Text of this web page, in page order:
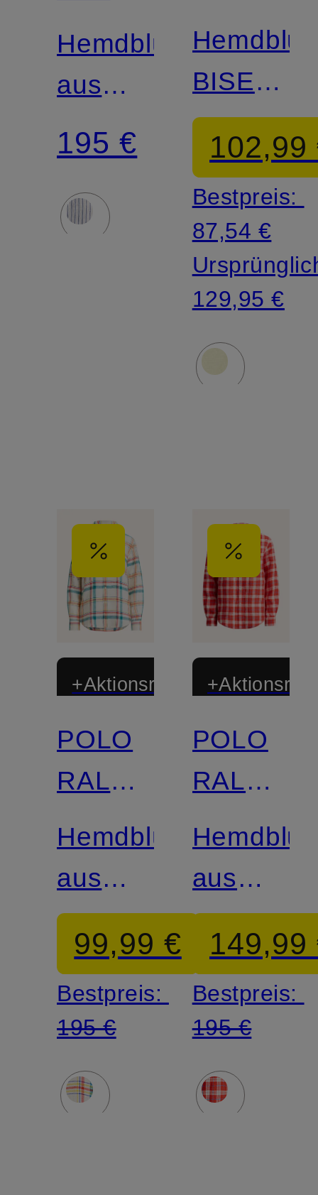
LAUREN
Hemdbluse
aus
Leinen
195 €
BISENAS
mit
Leinen
102,99
Bestpreis:
87,54 €
129,95 €
+Aktionsrabatt
POLO
RALPH
LAUREN
Hemdbluse
aus
Leinen
99,99 €
Bestpreis:
195 €
POLO
RALPH
LAUREN
aus
Leinen
149,99
Bestpreis:
195 €